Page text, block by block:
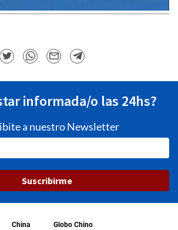
informada/o las 24hs?
a nuestro Newsletter
Suscribirme
China Globo Chino